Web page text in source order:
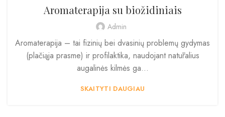
Aromaterapija su biožidiniais
Admin
Aromaterapija – tai fizinių bei dvasinių problemų gydymas
(plačiąja prasme) ir profilaktika, naudojant natūralius
augalinės kilmės ga...
SKAITYTI DAUGIAU